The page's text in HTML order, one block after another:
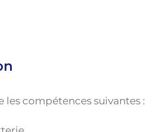
les compétences suivantes :